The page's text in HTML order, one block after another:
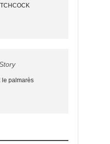
le palmarès